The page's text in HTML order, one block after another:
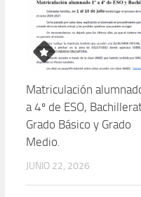
Matriculación
a 4º de ESO,
Grado Básico y Grado
Medio.
JUNIO 22, 2026